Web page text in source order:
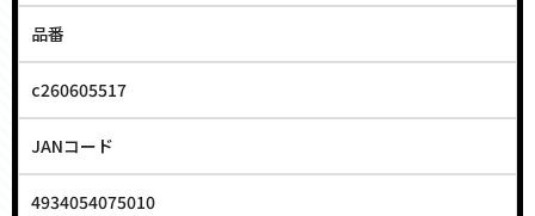
品番
c260605517
JANコード
4934054075010